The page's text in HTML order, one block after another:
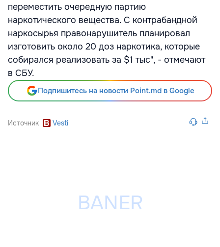
переместить очередную партию
наркотического вещества. С контрабандной
наркосырья правонарушитель планировал
изготовить около 20 доз наркотика, которые
собирался реализовать за $1 тыс", - отмечают
в СБУ.
Подпишитесь на новости Point.md в Google
Источник Vesti